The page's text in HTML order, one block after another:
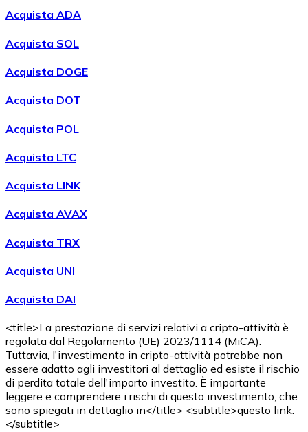
carta
AcquistareAvalanche con bonifico bancariocon carta
AVAX
Acquista ADA
Acquista SOL
Acquista DOGE
Acquista DOT
Acquista POL
Acquista LTC
Acquista LINK
Acquista AVAX
Acquista TRX
Acquista UNI
Acquista DAI
<title>La prestazione di servizi relativi a cripto-attività è
regolata dal Regolamento (UE) 2023/1114 (MiCA).
Tuttavia, l'investimento in cripto-attività potrebbe non
essere adatto agli investitori al dettaglio ed esiste il rischio
di perdita totale dell'importo investito. È importante
leggere e comprendere i rischi di questo investimento, che
sono spiegati in dettaglio in</title> <subtitle>questo link.
</subtitle>